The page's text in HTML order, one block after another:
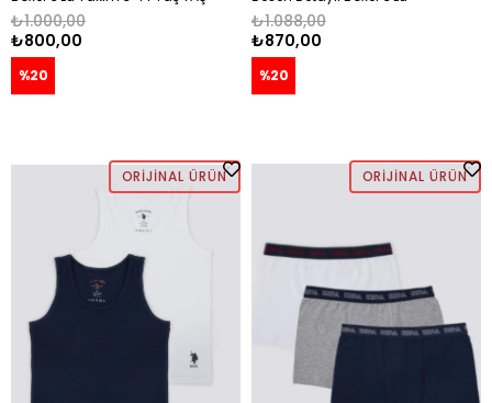
- FISTIK YEŞİLİ
₺800,00
₺1.000,00
%20
Takım 3-14 Yaş NAVY
₺870,00
₺1.088,00
%20
ORIJINAL ÜRÜN ORIJINAL ÜRÜN